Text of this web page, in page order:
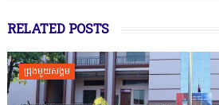
RELATED POSTS
ជ្រុងមួយសង្គម